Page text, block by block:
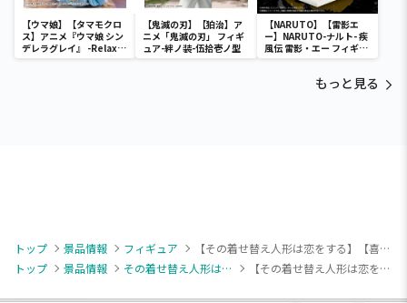
【ウマ娘】【タマモクロ
ス】アニメ『ウマ娘 シン
デレラグレイ』 -Relax
time-タマモクロス
【鬼滅の刃】【狛治】ア
ニメ「鬼滅の刃」 フィギ
ュア-絆ノ装-伍拾壱ノ型
【NARUTO】【雷影エ
ー】NARUTO-ナルト- 疾
風伝 雷影・エー フィギュ
ア～五影集結…!!～
もっと見る
トップ 景品情報 フィギュア
【その着せ替え人形は恋をする】【喜多川海夢】TVアニメ「その着せ替え人形は恋をする」 ESPRESTO-Detailed Elegance-喜多川海夢 チャイナメイドver.
トップ
景品情報 その着せ替え人形は恋をする 【その着せ替え人形は恋をする】【喜多川海夢】TVアニメ「その着せ替え人形は恋をする」 ESPRESTO-Detailed Elegance-喜多川海夢 チャイナメイドver.